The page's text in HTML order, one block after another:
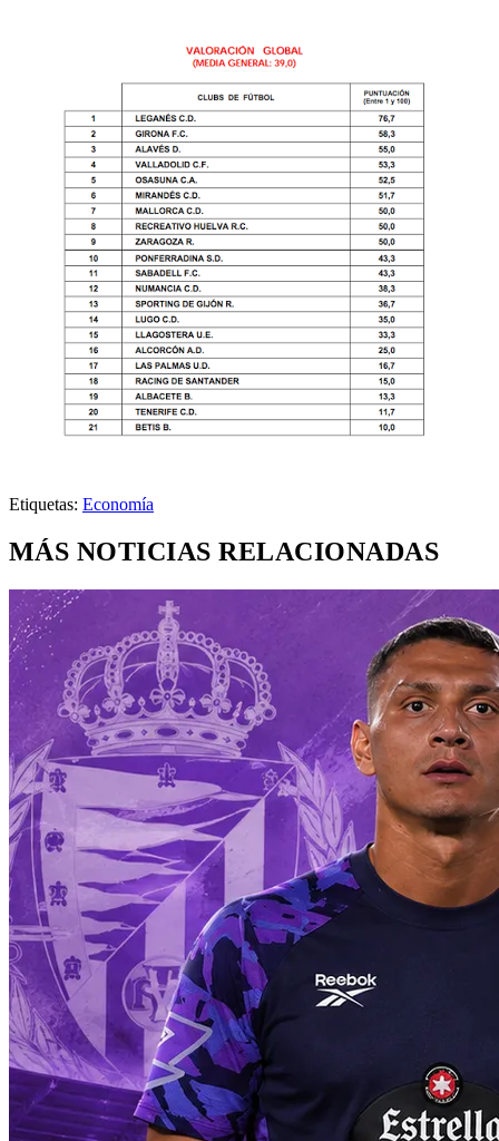
Etiquetas: Economía
MÁS NOTICIAS RELACIONADAS